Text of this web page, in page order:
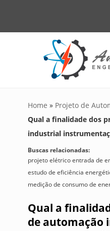
Home » Projeto de
Qual a finalidade dos
industrial
Buscas relacionadas:
projeto elétrico entrada de
estudo de eficiência
medição de consumo de
Qual a
de automação